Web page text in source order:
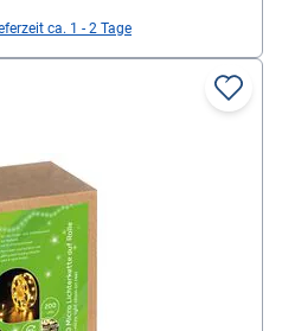
ca. 1 - 2 Tage